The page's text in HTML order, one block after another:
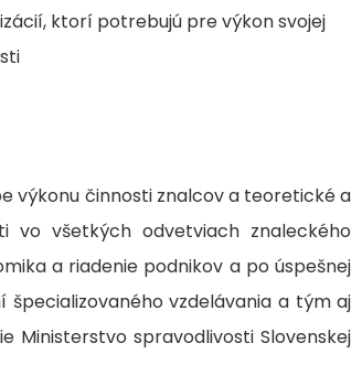
ktorí potrebujú pre výkon svojej
výkonu činnosti znalcov a teoretické a
vo všetkých odvetviach znaleckého
a riadenie podnikov a po úspešnej
špecializovaného vzdelávania a tým aj
Ministerstvo spravodlivosti Slovenskej